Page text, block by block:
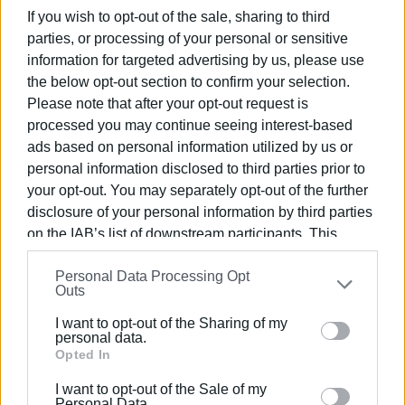
If you wish to opt-out of the sale, sharing to third
parties, or processing of your personal or sensitive
information for targeted advertising by us, please use
the below opt-out section to confirm your selection.
Please note that after your opt-out request is
processed you may continue seeing interest-based
ads based on personal information utilized by us or
personal information disclosed to third parties prior to
your opt-out. You may separately opt-out of the further
disclosure of your personal information by third parties
on the IAB’s list of downstream participants. This
information may also be disclosed by us to third parties
on theIAB’s List of Downstream Participants
that may
further disclose it to other third parties.
Please note that this website/app uses one or more
Google services and may gather and store information
behaviour. You may click to grant or deny consent to
Personal Data Processing Opt
Outs
I want to opt-out of the Sharing of my
personal data.
Opted In
I want to opt-out of the Sale of my
δραστηριοποιούμενα καταστήματα υγειονομικού
ενδιαφέροντος, εντός των ορίων της Παλαιάς Πόλης
της Κέρκυρας και την έκδοση νέας απόφασης
παράτασης ωραρίου μουσικής ή μουσικών οργάνων
στην εδαφική περιφέρεια του Δήμου», η εισήγηση που
στείλατε αναφέρεται σε νέα επικαιροποιημένη
απόφαση παράτασης ωραρίου σε ολόκληρο το Δήμο και
όχι σε τροποποίηση του άρθρου 26 του υπάρχοντος
κανονισμού (5-109/02-4-2012) αφού αυτός σύμφωνα με
την εισήγηση καταργείται.
Στην ουσία καλούμαστε να συζητήσουμε ένα νέο
προχειρογραμμένο κανονισμό χρήσης μουσικής από
καταστήματα ο οποίος θα είναι μιάμιση σελίδα.
Επίσης επι του δευτέρου θέματος «Σταθμοί φόρτισης
ηλεκτρικών αυτοκινήτων», η εισήγηση που λάβαμε είναι
συνοδευτικό ηλεκτρονικό υλικό το οποίο είναι και η